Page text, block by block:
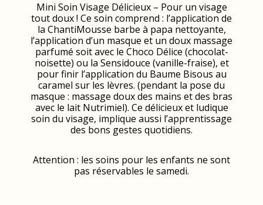
Mini Soin Visage Délicieux – Pour un visage
tout doux ! Ce soin comprend : l’application de
la ChantiMousse barbe à papa nettoyante,
l’application d’un masque et un doux massage
parfumé soit avec le Choco Délice (chocolat-
noisette) ou la Sensidouce (vanille-fraise), et
pour finir l’application du Baume Bisous au
caramel sur les lèvres. (pendant la pose du
masque : massage doux des mains et des bras
avec le lait Nutrimiel). Ce délicieux et ludique
soin du visage, implique aussi l’apprentissage
des bons gestes quotidiens.
Attention : les soins pour les enfants ne sont
pas réservables le samedi.